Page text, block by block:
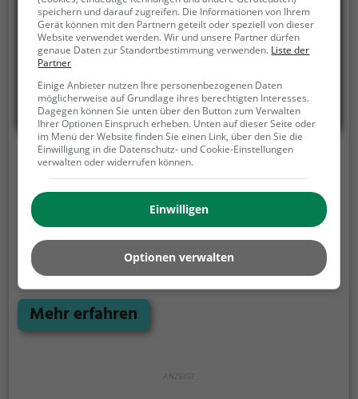
Mongole BBQ
Hauptstraße 54, 4040 Linz
Man betritt das Mongole BBQ in Linz und wird
sofort von der angenehmen Atmosphäre und dem
stilvollen Ambiente eingenommen. Hier erwartet
einen eine vielfältige Auswahl an japanischen,
gegrillten und asiatischen Gerichten, die alle frisch
zubereitet werden. Ob Fleischliebhaber oder
Vegetarier, hier findet jeder etwas Passendes. Die
Mehr erfahren
speichern und darauf zugreifen. Die Informationen von Ihrem
Gerät können mit den Partnern geteilt oder speziell von dieser
Website verwendet werden. Wir und unsere Partner dürfen
genaue Daten zur Standortbestimmung verwenden. Liste der
Partner
Einige Anbieter nutzen Ihre personenbezogenen Daten
möglicherweise auf Grundlage ihres berechtigten Interesses.
Dagegen können Sie unten über den Button zum Verwalten
Ihrer Optionen Einspruch erheben. Unten auf dieser Seite oder
im Menü der Website finden Sie einen Link, über den Sie die
Einwilligung in die Datenschutz- und Cookie-Einstellungen
verwalten oder widerrufen können.
Einwilligen
Optionen verwalten